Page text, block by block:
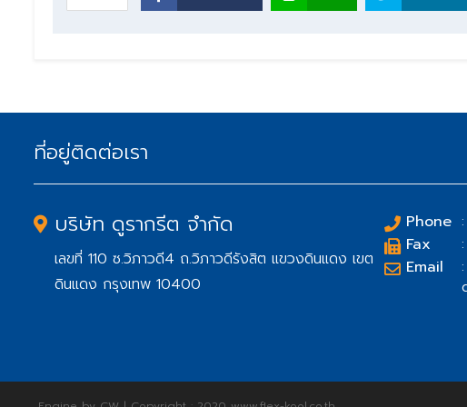
ที่อยู่ติดต่อเรา
บริษัท ดูรากรีต จำกัด
เลขที่ 110 ซ.วิภาวดี4 ถ.วิภาวดีรังสิต แขวงดินแดง เขต
ดินแดง กรุงเทพ 10400
Phone
Fax
Email